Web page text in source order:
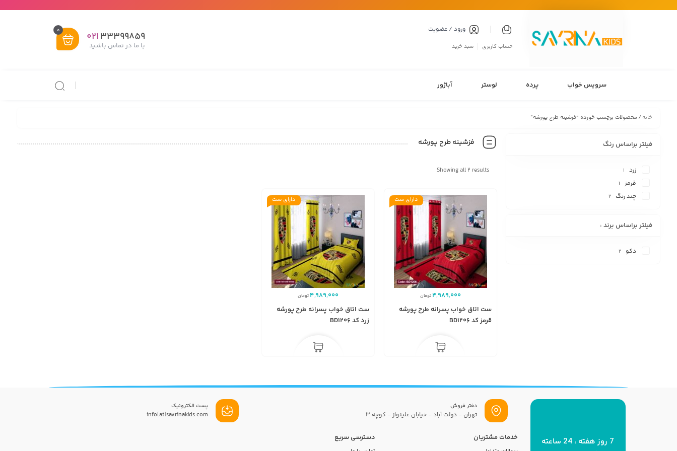
ورود / عضویت
حساب کاربری سبد خرید
33399859
021
با ما در تماس باشـید
0
سرویس خواب پرده لوستر آباژور
خانه/ محصولات برچسب خورده “فزشینه طرح پورشه”
فزشینه طرح پورشه
Showing all 2 results
دارای ست
4,989,000تومان
ست اتاق خواب پسرانه طرح پورشه
قرمز کد BD1206
دارای ست
4,989,000تومان
ست اتاق خواب پسرانه طرح پورشه
زرد کد BD1206
فیلتر براساس رنگ
زرد 1
قرمز 1
چند رنگ 2
فیلتر براساس برند :
دکو 2
دفتر فروش
تهران - دولت آباد - خیابان علینواز - کوچه 3
پست الکترونیک
info[at]savrinakids.com
7 روز هفته ، 24 ساعته
خدمات مشتریان دسترسی سریع